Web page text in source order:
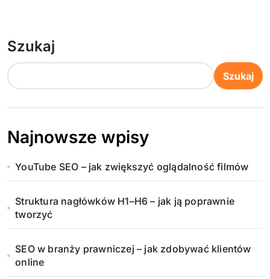
Szukaj
Szukaj
Najnowsze wpisy
YouTube SEO – jak zwiększyć oglądalność filmów
Struktura nagłówków H1–H6 – jak ją poprawnie
tworzyć
SEO w branży prawniczej – jak zdobywać klientów
online